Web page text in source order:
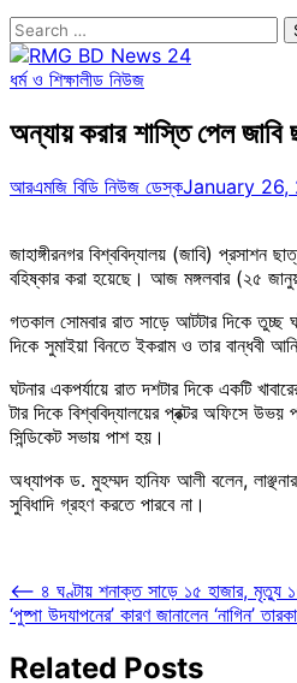
Search
for:
ধর্ম ও শিক্ষালীড নিউজ
অন্যায় করার শাস্তি পেল জাবি
আরএমজি বিডি নিউজ ডেস্কJanuary 26,
জাহাঙ্গীরনগর বিশ্ববিদ্যালয় (জাবি) প্রসাশন
বহিষ্কার করা হয়েছে। আজ মঙ্গলবার (২৫
গতকাল সোমবার রাত সাড়ে আটটার দিকে তুচ্ছ
দিকে সুমাইয়া বিনতে ইকরাম ও তার বান্ধবী
ঘটনার একপর্যায়ে রাত দশটার দিকে একটি
টার দিকে বিশ্ববিদ্যালয়ের প্রক্টর অফিসে
সিন্ডিকেট সভায় পাশ হয়।
অধ্যাপক ড. মুহম্মদ হানিফ আলী বলেন,
সুবিধাদি গ্রহণ করতে পারবে না।
Post
navigation
⟵ ৪ ঘণ্টায় শনাক্ত সাড়ে ১৫ হাজার, মৃত্যু
‘পুষ্পা উদযাপনের’ কারণ জানালেন ‘নাগিন’
Related Posts